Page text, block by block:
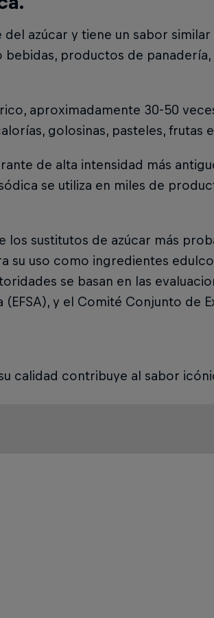
azúcar y tiene un sabor
productos de
aproximadamente 30-50
golosinas, pasteles, frutas
de alta intensidad más
se utiliza en miles de
sustitutos de azúcar más
su uso como ingredientes
se basan en las
y el Comité Conjunto de
calidad contribuye al sabor